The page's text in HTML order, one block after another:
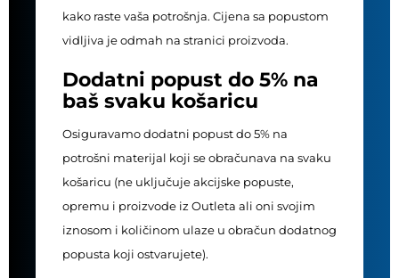
kako raste vaša potrošnja. Cijena sa popustom
vidljiva je odmah na stranici proizvoda.
Dodatni popust do 5% na
baš svaku košaricu
Osiguravamo dodatni popust do 5% na
potrošni materijal koji se obračunava na svaku
košaricu (ne uključuje akcijske popuste,
opremu i proizvode iz Outleta ali oni svojim
iznosom i količinom ulaze u obračun dodatnog
popusta koji ostvarujete).